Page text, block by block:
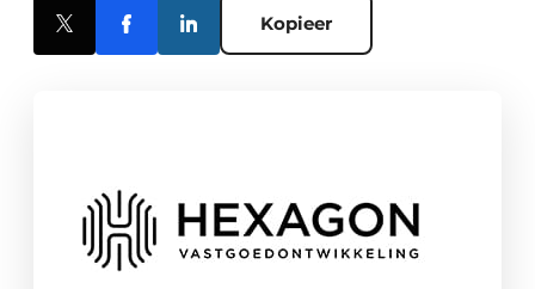
Kopieer